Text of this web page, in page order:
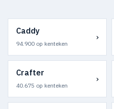
Caddy
94.900 op kenteken
›
Crafter
40.675 op kenteken
›